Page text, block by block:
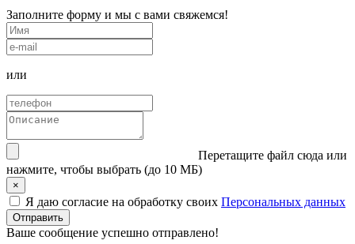
Заполните форму и мы с вами свяжемся!
или
Перетащите файл сюда или
нажмите, чтобы выбрать (до 10 МБ)
×
Я даю согласие на обработку своих Персональных данных
Ваше сообщение успешно отправлено!